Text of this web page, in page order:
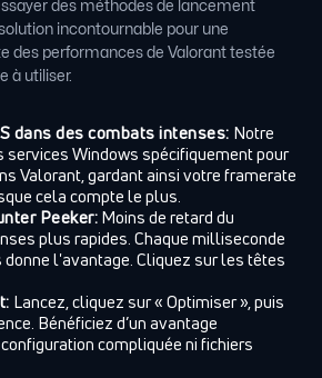
des méthodes de lancement
incontournable pour une
des performances de Valorant testée
à utiliser.
dans des combats intenses: Notre
Windows spécifiquement pour
Valorant, gardant ainsi votre framerate
cela compte le plus.
Peeker:Moins de retard du
plus rapides. Chaque milliseconde
donne l'avantage. Cliquez sur les têtes
Lancez, cliquez sur « Optimiser », puis
Bénéficiez d’un avantage
compliquée ni fichiers